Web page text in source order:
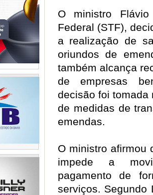
O ministro
Federal (STF),
a realização de
oriundos de
também alcança
de empresas
decisão foi tomada
de medidas de
emendas.
O ministro afirmou
impede a
pagamento de
serviços. Segundo